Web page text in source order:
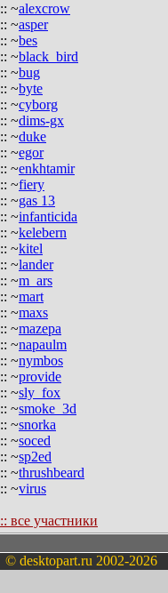
:: ~alexcrow
:: ~asper
:: ~bes
:: ~black_bird
:: ~bug
:: ~byte
:: ~cyborg
:: ~dims-gx
:: ~duke
:: ~egor
:: ~enkhtamir
:: ~fiery
:: ~gas 13
:: ~infanticida
:: ~kelebern
:: ~kitel
:: ~lander
:: ~m_ars
:: ~mart
:: ~maxs
:: ~mazepa
:: ~napaulm
:: ~nymbos
:: ~provide
:: ~sly_fox
:: ~smoke_3d
:: ~snorka
:: ~soced
:: ~sp2ed
:: ~thrushbeard
:: ~virus
:: все участники
© desktopart.ru 2002-2026